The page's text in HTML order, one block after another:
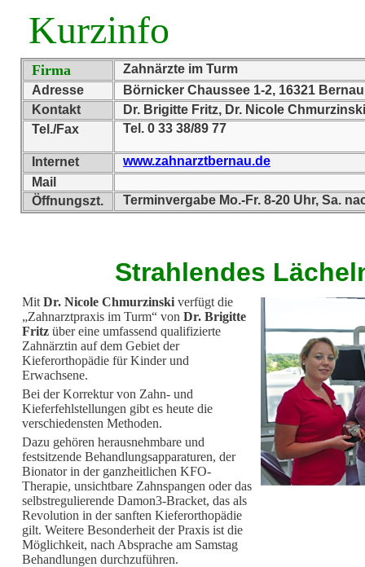
Kurzinfo
Firma
Zahnärzte im Turm
Adresse
Börnicker Chaussee 1-2, 16321 Bernau
Kontakt
Dr. Brigitte Fritz, Dr. Nicole Chmurzinski
Tel./Fax
Tel. 0 33 38/89 77
Internet
www.zahnarztbernau.de
Mail
Öffnungszt.
Terminvergabe Mo.-Fr. 8-20 Uhr, Sa.
Strahlendes
Mit Dr. Nicole Chmurzinski verfügt die
„Zahnarztpraxis im Turm“ von Dr. Brigitte
Fritz über eine umfassend qualifizierte
Zahnärztin auf dem Gebiet der
Kieferorthopädie für Kinder und
Erwachsene.
Bei der Korrektur von Zahn- und
Kieferfehlstellungen gibt es heute die
verschiedensten Methoden.
Dazu gehören herausnehmbare und
festsitzende Behandlungsapparaturen, der
Bionator in der ganzheitlichen KFO-
Therapie, unsichtbare Zahnspangen oder das
selbstregulierende Damon3-Bracket, das als
Revolution in der sanften Kieferorthopädie
gilt. Weitere Besonderheit der Praxis ist die
Möglichkeit, nach Absprache am Samstag
Behandlungen durchzuführen.